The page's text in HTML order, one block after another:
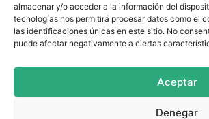
almacenar y/o acceder a la información del
tecnologías nos permitirá procesar datos como el
las identificaciones únicas en este sitio. No
puede afectar negativamente a ciertas
Aceptar
Denegar